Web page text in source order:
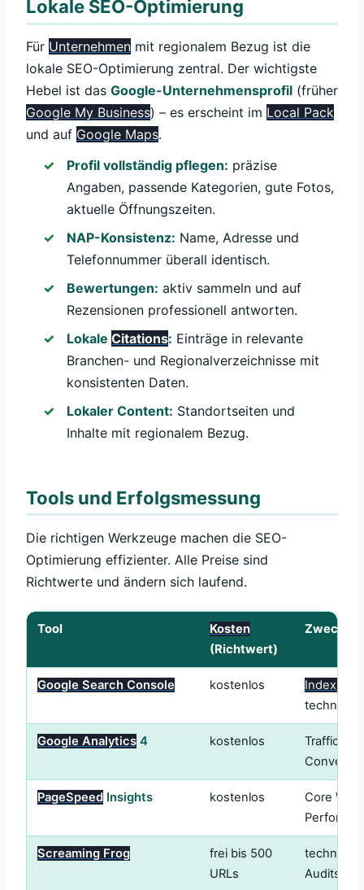
Lokale SEO-Optimierung
Für Unternehmen mit regionalem Bezug ist die
lokale SEO-Optimierung zentral. Der wichtigste
Hebel ist das Google-Unternehmensprofil (früher
Google My Business) – es erscheint im Local Pack
und auf Google Maps.
Profil vollständig pflegen: präzise
Angaben, passende Kategorien, gute Fotos,
aktuelle Öffnungszeiten.
NAP-Konsistenz: Name, Adresse und
Telefonnummer überall identisch.
Bewertungen: aktiv sammeln und auf
Rezensionen professionell antworten.
Lokale Citations: Einträge in relevante
Branchen- und Regionalverzeichnisse mit
konsistenten Daten.
Lokaler Content: Standortseiten und
Inhalte mit regionalem Bezug.
Tools und Erfolgsmessung
Die richtigen Werkzeuge machen die SEO-
Optimierung effizienter. Alle Preise sind
Richtwerte und ändern sich laufend.
Tool
Kosten
(Richtwert)
Zweck
Google Search Console kostenlos
Google Analytics4 kostenlos
Traffic,
PageSpeedInsights kostenlos
Core
Screaming Frog
frei bis 500
URLs
Audits